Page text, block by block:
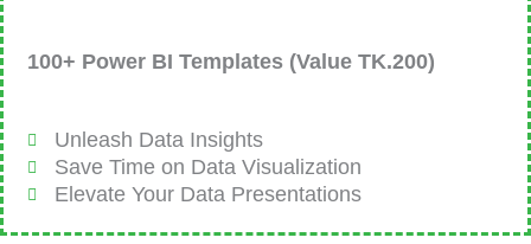
100+ Power BI Templates (Value TK.200)
Unleash Data Insights
Save Time on Data Visualization
Elevate Your Data Presentations